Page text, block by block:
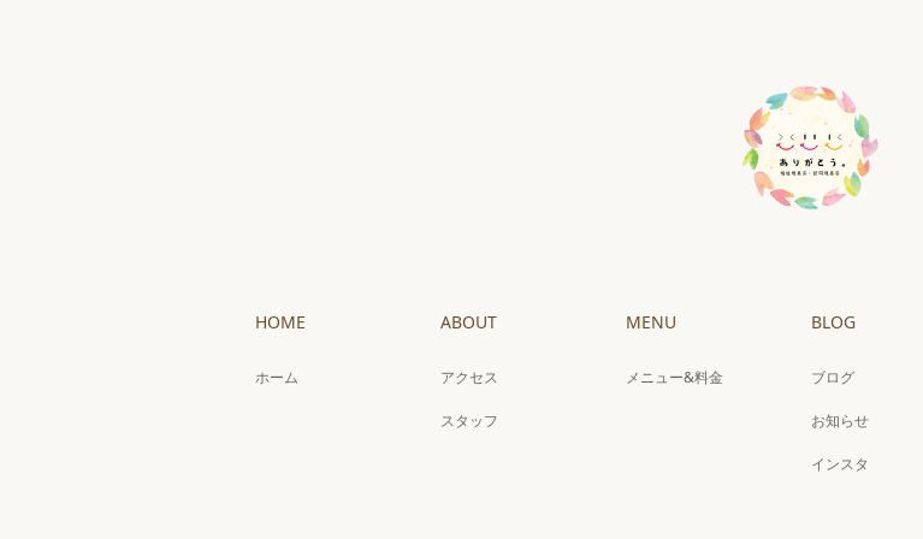
HOME
ホーム
ABOUT
アクセス
スタッフ
MENU
メニュー&料金
BLOG
ブログ
お知らせ
インスタ